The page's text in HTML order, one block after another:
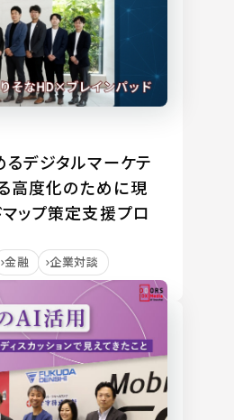
デジタルマーケテ
高度化のために――現
ップ策定支援プロ
金融 企業対談